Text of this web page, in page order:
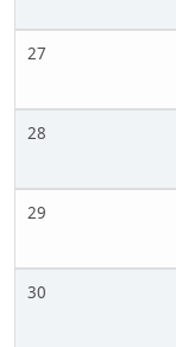
27
28
29
30